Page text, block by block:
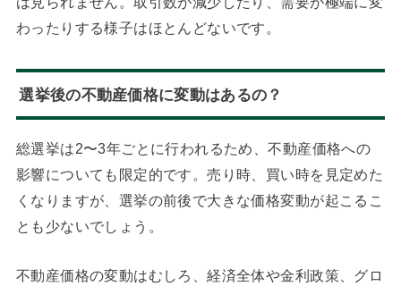
わったりする様子はほとんどないです。
選挙後の不動産価格に変動はあるの？
総選挙は2〜3年ごとに行われるため、不動産価格への
影響についても限定的です。売り時、買い時を見定めた
くなりますが、選挙の前後で大きな価格変動が起こるこ
とも少ないでしょう。
不動産価格の変動はむしろ、経済全体や金利政策、グロ